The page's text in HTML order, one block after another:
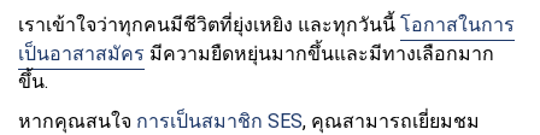
เราเข้าใจว่าทุกคนมีชีวิตที่ยุ่งเหยิง และทุกวันนี้ โอกาสในการ
เป็นอาสาสมัคร มีความยืดหยุ่นมากขึ้นและมีทางเลือกมาก
ขึ้น.
หากคุณสนใจ การเป็นสมาชิก SES, คุณสามารถเยี่ยมชม